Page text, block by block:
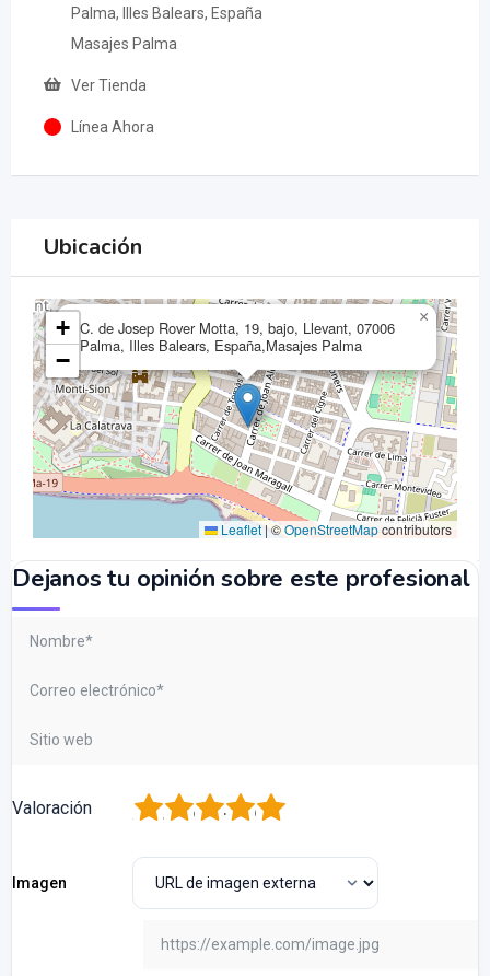
Palma, Illes Balears, España
Masajes Palma
Ver Tienda
Línea Ahora
Ubicación
C. de Josep Rover Motta, 19, bajo, Llevant, 07006
Palma, Illes Balears, España,Masajes Palma
×
+
−
Leaflet|©OpenStreetMapcontributors
Dejanos tu opinión sobre este profesional
Valoración 5
4
3
2
Imagen